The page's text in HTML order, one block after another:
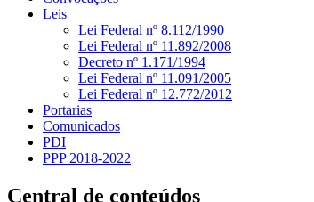
Leis
Lei Federal nº 8.112/1990
Lei Federal nº 11.892/2008
Decreto nº 1.171/1994
Lei Federal nº 11.091/2005
Lei Federal nº 12.772/2012
Portarias
Comunicados
PDI
PPP 2018-2022
Central de conteúdos